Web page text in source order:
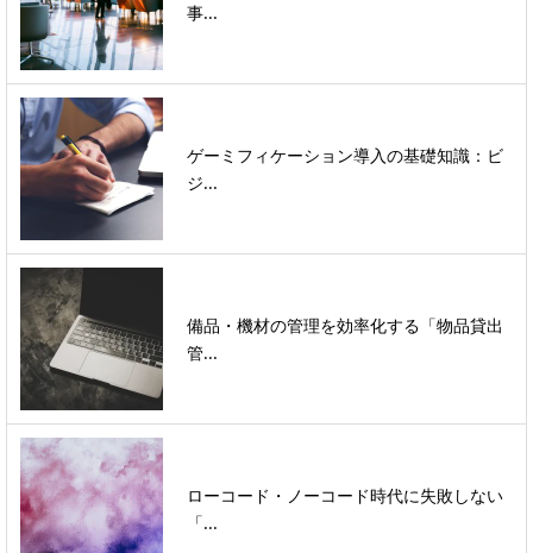
事...
ゲーミフィケーション導入の基礎知識：ビ
ジ...
備品・機材の管理を効率化する「物品貸出
管...
ローコード・ノーコード時代に失敗しない
「...